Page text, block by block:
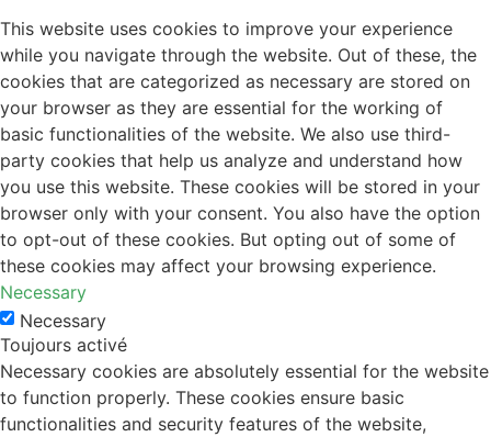
This website uses cookies to improve your experience
while you navigate through the website. Out of these, the
cookies that are categorized as necessary are stored on
your browser as they are essential for the working of
basic functionalities of the website. We also use third-
party cookies that help us analyze and understand how
you use this website. These cookies will be stored in your
browser only with your consent. You also have the option
to opt-out of these cookies. But opting out of some of
these cookies may affect your browsing experience.
Necessary
Necessary
Toujours activé
Necessary cookies are absolutely essential for the website
to function properly. These cookies ensure basic
functionalities and security features of the website,